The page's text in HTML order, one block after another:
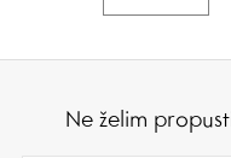
Ne želim